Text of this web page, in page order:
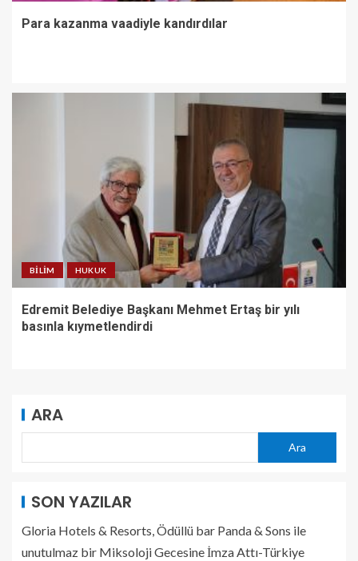
Para kazanma vaadiyle kandırdılar
BILIM HUKUK
Edremit Belediye Başkanı Mehmet Ertaş bir yılı
basınla kıymetlendirdi
ARA
Ara
SON YAZILAR
Gloria Hotels & Resorts, Ödüllü bar Panda & Sons ile
unutulmaz bir Miksoloji Gecesine İmza Attı-Türkiye